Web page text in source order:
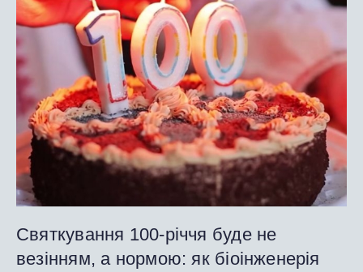
Святкування 100-річчя буде не
везінням, а нормою: як біоінженерія